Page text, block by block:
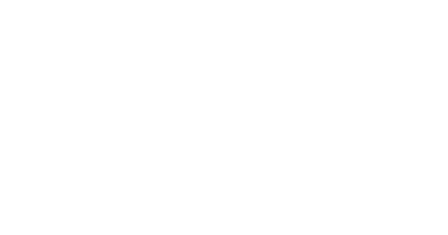
Der Erlös kommt dem Förderverein der Schule und somit den Kindern zu gute.
Der Erlös kommt dem Förderverein der Schule und somit den Kindern zu gute.